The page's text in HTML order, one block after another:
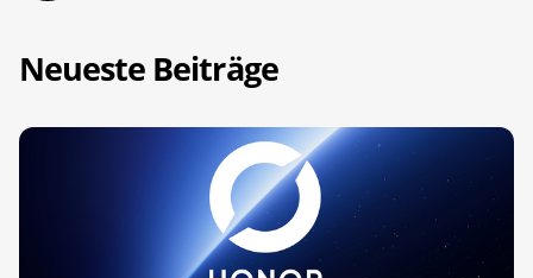
Neueste Beiträge